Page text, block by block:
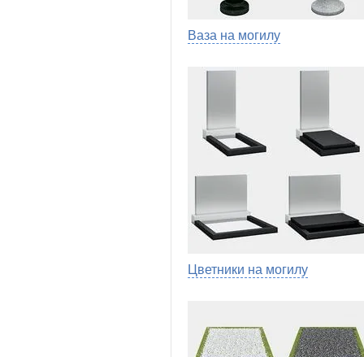
Ваза на могилу
Цветники на могилу